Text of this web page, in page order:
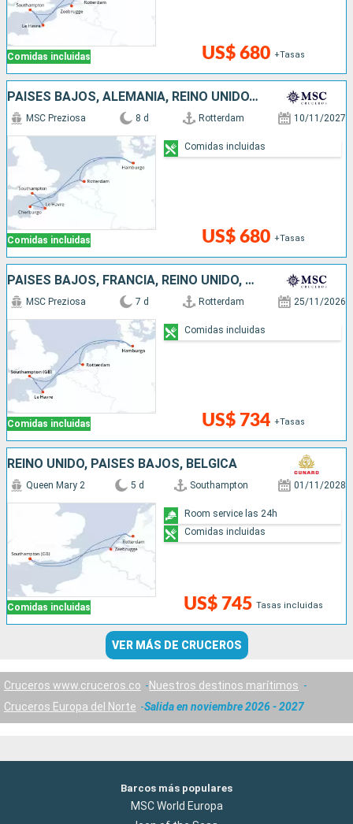
Comidas incluidas US$ 680 +Tasas
PAISES BAJOS, ALEMANIA, REINO UNIDO, FRANCIA
Comidas incluidas
MSC Preziosa 8 d Rotterdam 10/11/2027
US$ 680 +Tasas
Comidas incluidas
PAISES BAJOS, FRANCIA, REINO UNIDO, ALEMANIA
Comidas incluidas
MSC Preziosa 7 d Rotterdam 25/11/2026
US$ 734 +Tasas
Comidas incluidas
REINO UNIDO, PAISES BAJOS, BÉLGICA
Comidas incluidas
Queen Mary 2 5 d Southampton 01/11/2028
US$ 745 Tasas incluidas
Room service las 24h
Comidas incluidas
VER MÁS DE CRUCEROS
Cruceros www.cruceros.co
Nuestros destinos marítimos
Cruceros Europa del Norte
Salida en noviembre 2026 - 2027
Barcos más populares
MSC World Europa